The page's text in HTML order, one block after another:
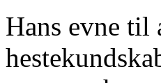
Hans evne